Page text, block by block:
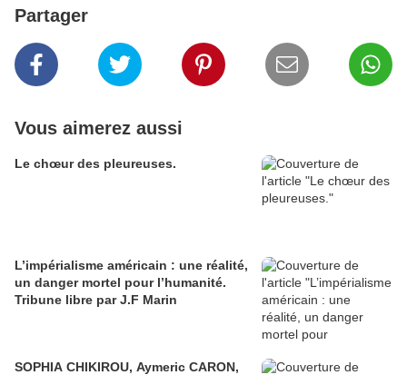
Partager
Vous aimerez aussi
Le chœur des pleureuses.
L’impérialisme américain : une réalité,
un danger mortel pour l’humanité.
Tribune libre par J.F Marin
SOPHIA CHIKIROU, Aymeric CARON,